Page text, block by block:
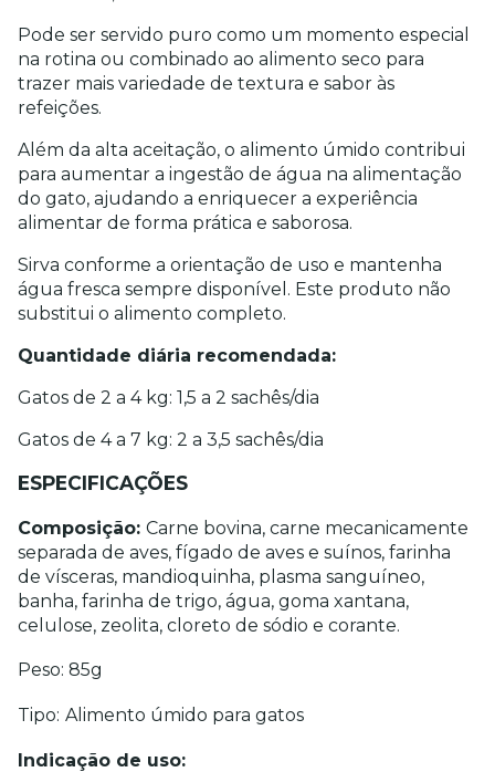
Pode ser servido puro como um momento especial
na rotina ou combinado ao alimento seco para
trazer mais variedade de textura e sabor às
refeições.
Além da alta aceitação, o alimento úmido contribui
para aumentar a ingestão de água na alimentação
do gato, ajudando a enriquecer a experiência
alimentar de forma prática e saborosa.
Sirva conforme a orientação de uso e mantenha
água fresca sempre disponível. Este produto não
substitui o alimento completo.
Quantidade diária recomendada:
Gatos de 2 a 4 kg: 1,5 a 2 sachês/dia
Gatos de 4 a 7 kg: 2 a 3,5 sachês/dia
ESPECIFICAÇÕES
Composição: Carne bovina, carne mecanicamente
separada de aves, fígado de aves e suínos, farinha
de vísceras, mandioquinha, plasma sanguíneo,
banha, farinha de trigo, água, goma xantana,
celulose, zeolita, cloreto de sódio e corante.
Peso: 85g
Tipo: Alimento úmido para gatos
Indicação de uso: